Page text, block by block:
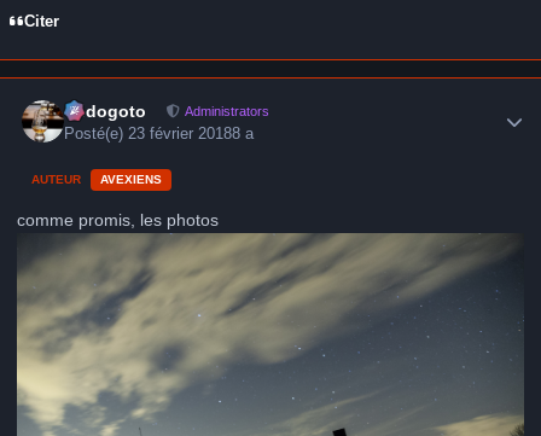
Citer
frédogoto Administrators
Posté(e) 23 février 20188 a
AUTEUR AVEXIENS
comme promis, les photos